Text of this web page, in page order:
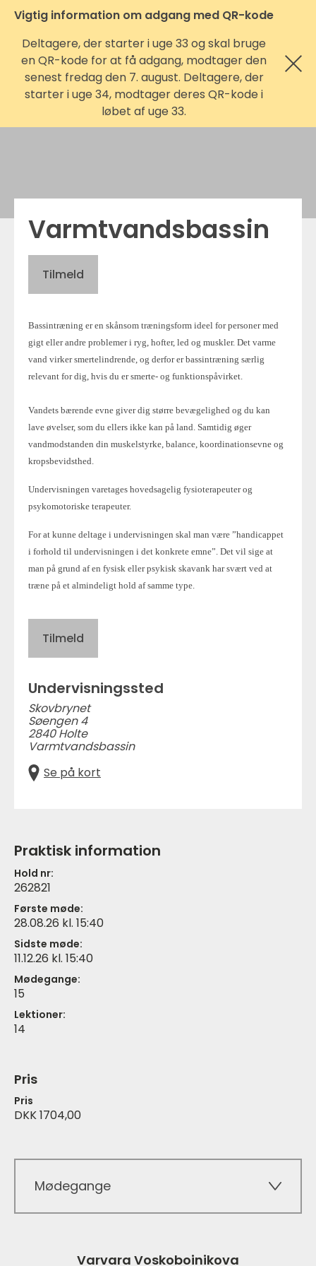
Vigtig information om adgang med QR-kode
Deltagere, der starter i uge 33 og skal bruge
en QR-kode for at få adgang, modtager den
senest fredag den 7. august. Deltagere, der
starter i uge 34, modtager deres QR-kode i
løbet af uge 33.
Varmtvandsbassin
Tilmeld
Bassintræning er en skånsom træningsform ideel for personer med
gigt eller andre problemer i ryg, hofter, led og muskler. Det varme
vand virker smertelindrende, og derfor er bassintræning særlig
relevant for dig, hvis du er smerte- og funktionspåvirket.
Vandets bærende evne giver dig større bevægelighed og du kan
lave øvelser, som du ellers ikke kan på land. Samtidig øger
vandmodstanden din muskelstyrke, balance, koordinationsevne og
kropsbevidsthed.
Undervisningen varetages hovedsagelig fysioterapeuter og
psykomotoriske terapeuter.
For at kunne deltage i undervisningen skal man være ”handicappet
i forhold til undervisningen i det konkrete emne”. Det vil sige at
man på grund af en fysisk eller psykisk skavank har svært ved at
træne på et almindeligt hold af samme type.
Tilmeld
Undervisningssted
Skovbrynet
Søengen 4
2840 Holte
Varmtvandsbassin
Se på kort
Praktisk information
Hold nr:
262821
Første møde:
28.08.26 kl. 15:40
Sidste møde:
11.12.26 kl. 15:40
Mødegange:
15
Lektioner:
14
Pris
Pris
DKK 1704,00
Mødegange
Varvara Voskoboinikova